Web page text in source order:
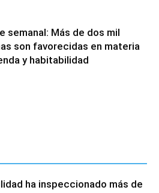
semanal: Más de dos mil
son favorecidas en materia
y habitabilidad
ha inspeccionado más de